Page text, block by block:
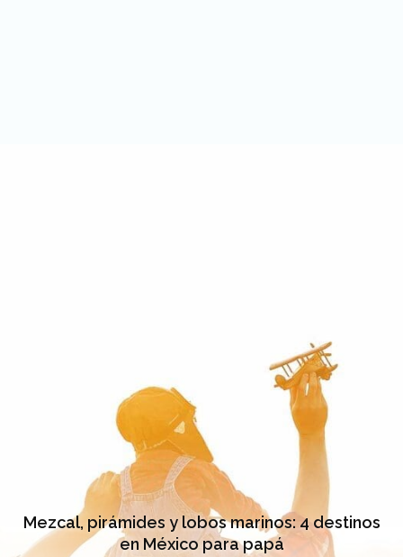
Mezcal, pirámides y lobos marinos: 4 destinos
en México para papá